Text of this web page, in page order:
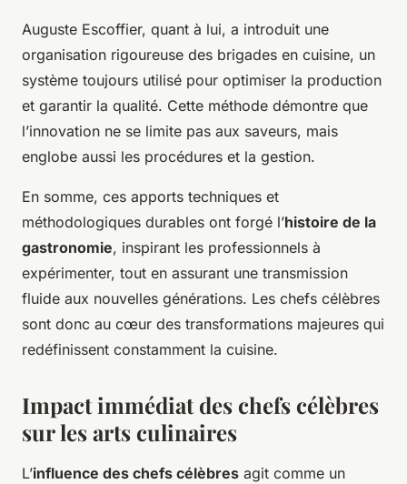
Auguste Escoffier, quant à lui, a introduit une
organisation rigoureuse des brigades en cuisine, un
système toujours utilisé pour optimiser la production
et garantir la qualité. Cette méthode démontre que
l’innovation ne se limite pas aux saveurs, mais
englobe aussi les procédures et la gestion.
En somme, ces apports techniques et
méthodologiques durables ont forgé l’histoire de la
gastronomie, inspirant les professionnels à
expérimenter, tout en assurant une transmission
fluide aux nouvelles générations. Les chefs célèbres
sont donc au cœur des transformations majeures qui
redéfinissent constamment la cuisine.
Impact immédiat des chefs célèbres
sur les arts culinaires
L’influence des chefs célèbres agit comme un